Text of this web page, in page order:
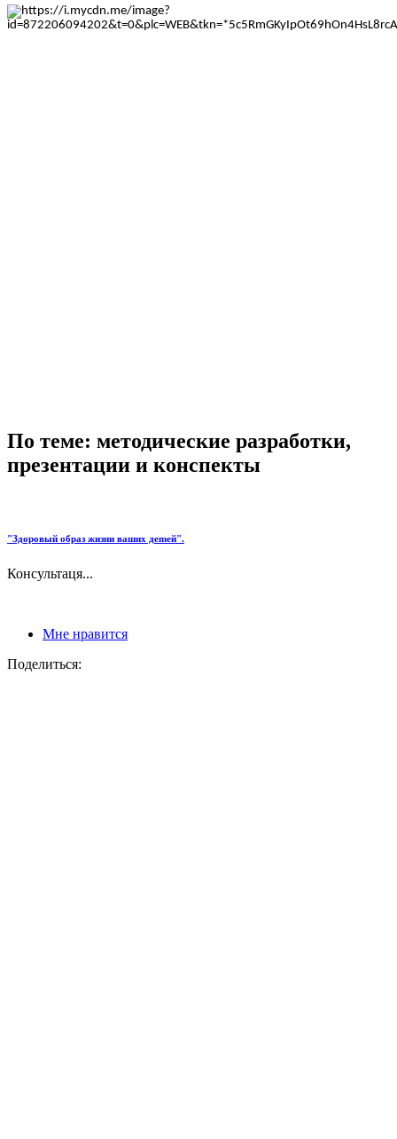
По теме: методические разработки,
презентации и конспекты
"Здopoвый oбpaз жизни вaшиx дemeй".
Консультаця...
Мне нравится
Поделиться: